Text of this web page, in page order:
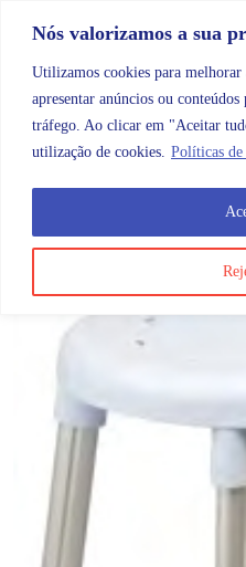
Nós valorizamos a sua
Utilizamos cookies para melhorar
apresentar anúncios ou
tráfego. Ao clicar em "Aceitar
utilização de cookies. Políticas
Categorias